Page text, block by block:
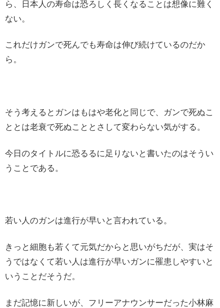
ら、日本人の寿命は恐ろしく長くなることは想像に難く
ない。
これだけガンで死んでも寿命は伸び続けているのだか
ら。
そう考えるとガンはもはや老化と同じで、ガンで死ぬこ
ととは老衰で死ぬこととさして変わらない気がする。
今日のタイトルに恐るるに足りないと書いたのはそうい
うことである。
若い人のガンは進行が早いと言われている。
きっと細胞も若くて元気だからと思いがちだが、実はそ
うではなくて若い人は進行が早いガンに罹患しやすいと
いうことだそうだ。
まだ記憶に新しいが、フリーアナウンサーだった小林麻